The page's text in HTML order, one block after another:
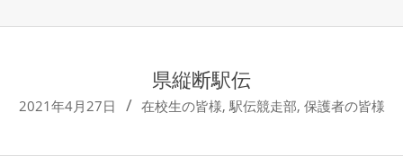
県縦断駅伝
2021年4月27日 在校生の皆様,駅伝競走部, 保護者の皆様